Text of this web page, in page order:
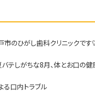
市のひがし歯科クリニックです
テしがちな8月、体とお口の健
る口内トラブル